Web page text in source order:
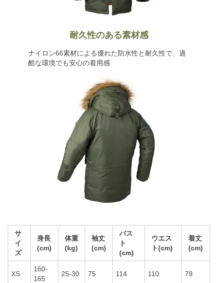
耐久性のある素材感
ナイロン66素材による優れた防水性と耐久性で、過
酷な環境でも安心の着用感
サ
イ
ズ
身長
(cm)
体重
(kg)
袖丈
(cm)
バス
ト
(cm)
ウエス
ト(cm)
着丈
(cm)
XS
160-
165
25-30 75 114 110 79